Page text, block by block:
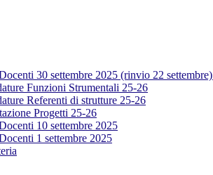
30 settembre 2025 (rinvio 22 settembre)
Funzioni Strumentali 25-26
Referenti di strutture 25-26
Progetti 25-26
10 settembre 2025
1 settembre 2025